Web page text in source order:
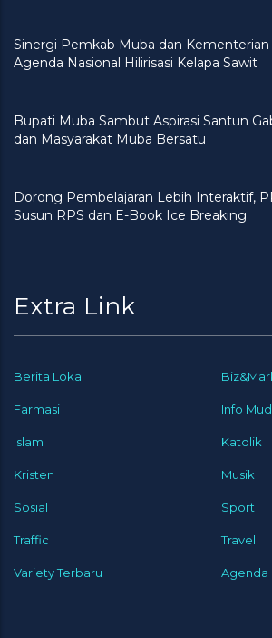
Sinergi Pemkab Muba dan Kementerian
Agenda Nasional Hilirisasi Kelapa Sawit
Bupati Muba Sambut Aspirasi Santun
dan Masyarakat Muba Bersatu
Dorong Pembelajaran Lebih Interaktif,
Susun RPS dan E-Book Ice Breaking
Extra Link
Berita Lokal
Farmasi Info
Islam Katolik
Kristen Musik
Sosial Sport
Traffic Travel
Variety Terbaru Agenda